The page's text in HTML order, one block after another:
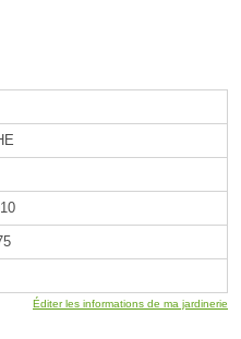
Éditer les informations de ma jardinerie